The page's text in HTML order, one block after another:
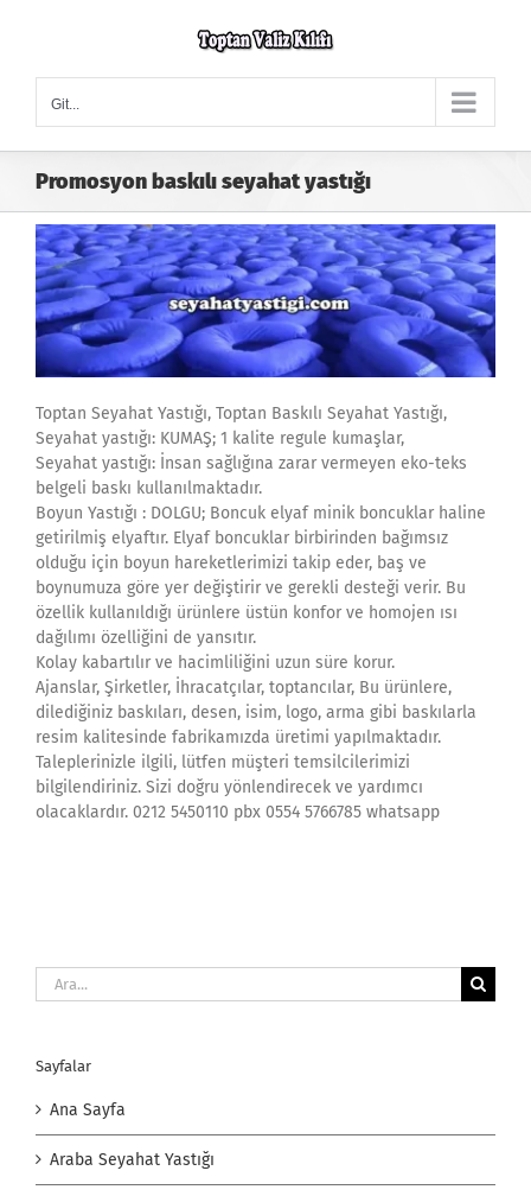
Git...
Promosyon baskılı seyahat yastığı
Toptan Seyahat Yastığı, Toptan Baskılı Seyahat Yastığı,
Seyahat yastığı: KUMAŞ; 1 kalite regule kumaşlar,
Seyahat yastığı: İnsan sağlığına zarar vermeyen eko-teks
belgeli baskı kullanılmaktadır.
Boyun Yastığı : DOLGU; Boncuk elyaf minik boncuklar haline
getirilmiş elyaftır. Elyaf boncuklar birbirinden bağımsız
olduğu için boyun hareketlerimizi takip eder, baş ve
boynumuza göre yer değiştirir ve gerekli desteği verir. Bu
özellik kullanıldığı ürünlere üstün konfor ve homojen ısı
dağılımı özelliğini de yansıtır.
Kolay kabartılır ve hacimliliğini uzun süre korur.
Ajanslar, Şirketler, İhracatçılar, toptancılar, Bu ürünlere,
dilediğiniz baskıları, desen, isim, logo, arma gibi baskılarla
resim kalitesinde fabrikamızda üretimi yapılmaktadır.
Taleplerinizle ilgili, lütfen müşteri temsilcilerimizi
bilgilendiriniz. Sizi doğru yönlendirecek ve yardımcı
olacaklardır. 0212 5450110 pbx 0554 5766785 whatsapp
Ara:
Sayfalar
Ana Sayfa
Araba Seyahat Yastığı